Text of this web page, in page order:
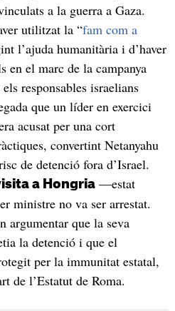
a la guerra a Gaza.
utilitzat la “fam com a
l’ajuda humanitària i d’haver
en el marc de la campanya
responsables israelians
que un líder en exercici
acusat per una cort
convertint Netanyahu
de detenció fora d’Israel.
a Hongria—estat
ministre no va ser arrestat.
argumentar que la seva
la detenció i que el
per la immunitat estatal,
de l’Estatut de Roma.